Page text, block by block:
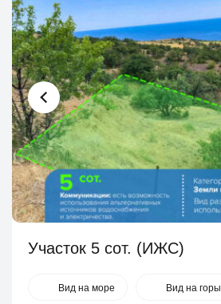
Участок 5 сот. (ИЖС)
Вид на море Вид на горы